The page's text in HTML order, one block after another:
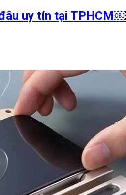
uy tín tại TPHCM￼